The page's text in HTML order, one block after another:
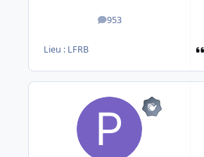
953
messages
Lieu : LFRB